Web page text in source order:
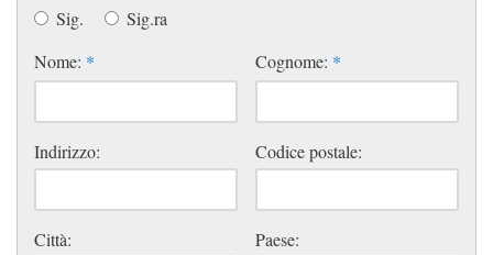
Sig.
Sig.ra
Nome: * Cognome: *
Indirizzo: Codice postale:
Città: Paese: